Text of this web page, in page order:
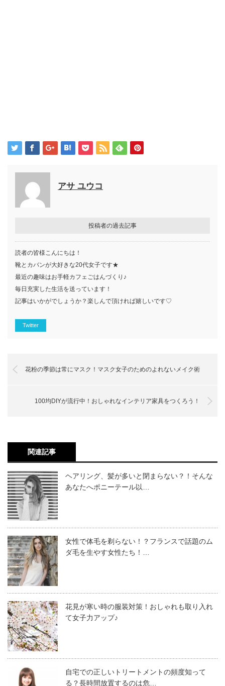
アサ ユウコ
投稿者の過去記事
読者の皆様こんにちは！
靴とカバンが大好きな20代女子です★
最近の趣味はお手軽カフェごはんづくり♪
毎日充実した生活を送っています！
記事はいかがでしょうか？楽しんで頂ければ嬉しいです♡
Twitter
花粉の季節は常にマスク！マスク女子のためのよれないメイク術
100均DIYが流行中！おしゃれなインテリア家具をつくろう！
関連記事
ヘアリング、髪が多いと閉まらない？！そんな
あなたへポニーテール以…
女性で体毛を剃らない！？フランスで話題のム
ダ毛を生やす女性たち！…
花見が寒い時の服装対策！おしゃれも取り入れ
て女子力アップ♪
自宅での正しいトリートメントの頻度知って
る？長時間放置するのは危…